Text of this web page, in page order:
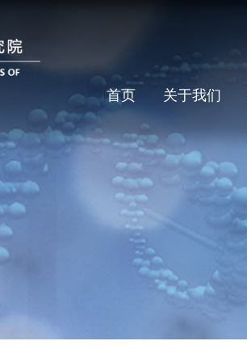
首页 关于我们